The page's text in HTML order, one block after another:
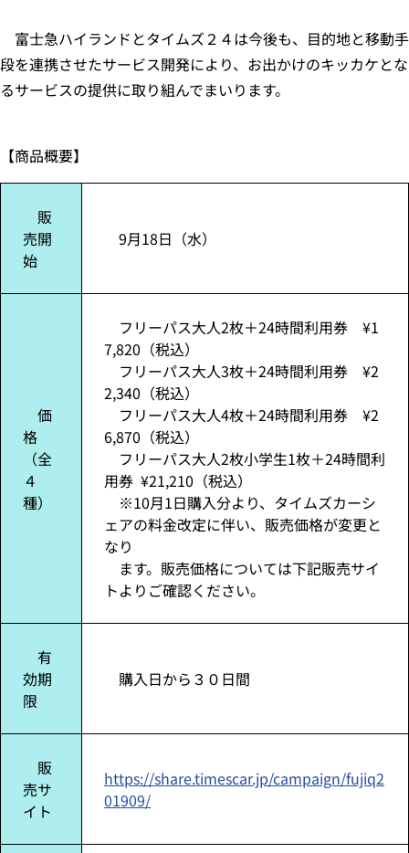
富士急ハイランドとタイムズ２４は今後も、目的地と移動手
段を連携させたサービス開発により、お出かけのキッカケとな
るサービスの提供に取り組んでまいります。
【商品概要】
販
売開
始
9月18日（水）
価
格
（全
４
種）
フリーパス大人2枚＋24時間利用券 ¥1
7,820（税込）
フリーパス大人3枚＋24時間利用券 ¥2
2,340（税込）
フリーパス大人4枚＋24時間利用券 ¥2
6,870（税込）
フリーパス大人2枚小学生1枚＋24時間利
用券 ¥21,210（税込）
※10月1日購入分より、タイムズカーシ
ェアの料金改定に伴い、販売価格が変更と
なり
ます。販売価格については下記販売サイ
トよりご確認ください。
有
効期
限
購入日から３０日間
販
売サ
イト
https://share.timescar.jp/campaign/fujiq2
01909/